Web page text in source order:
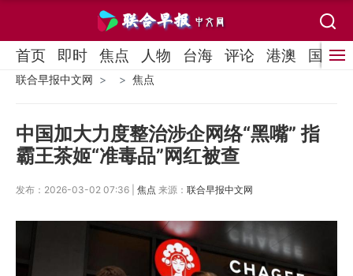
首页 即时 焦点 人物 台海 评论 港澳 国际
联合早报中文网 焦点
中国加大力度整治涉企网络“黑嘴” 指
霸王茶姬“准毒品”网红被查
发布：2026-03-02 07:36 | 焦点 来源： 联合早报中文网